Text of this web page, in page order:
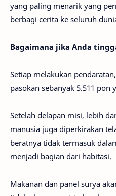
yang paling menarik yang
berbagi cerita ke seluruh
Bagaimana jika Anda
Setiap melakukan
pasokan sebanyak 5.511 pon
Setelah delapan misi, lebih
manusia juga diperkirakan
beratnya tidak termasuk
menjadi bagian dari habitasi.
Makanan dan panel surya